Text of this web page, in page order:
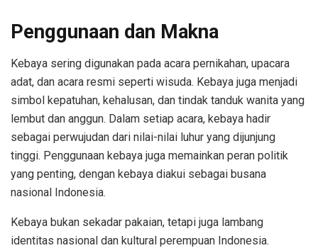
Penggunaan dan Makna
Kebaya sering digunakan pada acara pernikahan, upacara
adat, dan acara resmi seperti wisuda. Kebaya juga menjadi
simbol kepatuhan, kehalusan, dan tindak tanduk wanita yang
lembut dan anggun. Dalam setiap acara, kebaya hadir
sebagai perwujudan dari nilai-nilai luhur yang dijunjung
tinggi. Penggunaan kebaya juga memainkan peran politik
yang penting, dengan kebaya diakui sebagai busana
nasional Indonesia.
Kebaya bukan sekadar pakaian, tetapi juga lambang
identitas nasional dan kultural perempuan Indonesia.